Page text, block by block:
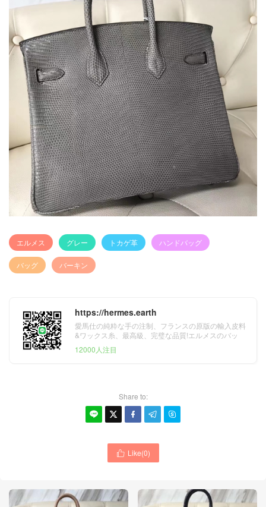
エルメス グレー トカゲ革 ハンドバッグ
バッグ バーキン
https://hermes.earth
愛馬仕の純粋な手の注制、フランスの原版の輸入皮料
&ワックス糸、最高級、完璧な品質!エルメスのバッ
グ、財布、ベルト&スカーフ。
12000人注目
Share to:
    
 Like(0)